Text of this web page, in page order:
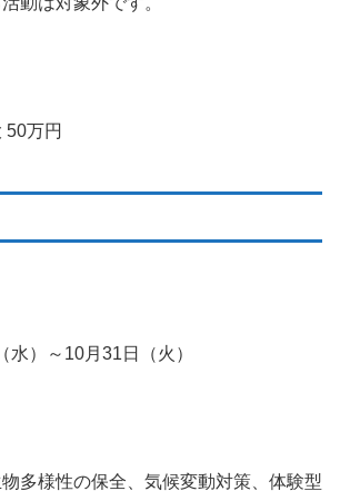
50万円
水）～10月31日（火）
多様性の保全、気候変動対策、体験型